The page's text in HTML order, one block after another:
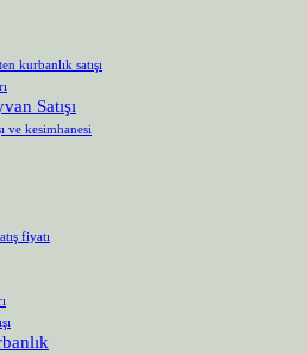
kurbanlık satışı
Satışı
ve kesimhanesi
fiyatı